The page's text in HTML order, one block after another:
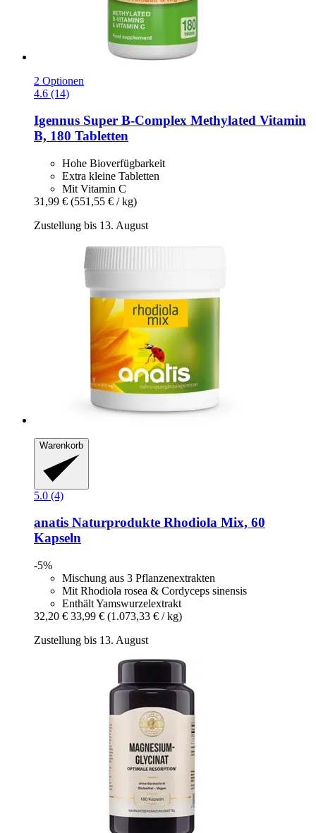
2 Optionen
4.6 (14)
Igennus Super B-​Complex Methylated Vitamin
B, 180 Tabletten
Hohe Bioverfügbarkeit
Extra kleine Tabletten
Mit Vitamin C
31,99 € (551,55 € / kg)
Zustellung bis 13. August
Warenkorb
5.0 (4)
anatis Naturprodukte Rhodiola Mix, 60
Kapseln
-5%
Mischung aus 3 Pflanzenextrakten
Mit Rhodiola rosea & Cordyceps sinensis
Enthält Yamswurzelextrakt
32,20 € 33,99 € (1.073,33 € / kg)
Zustellung bis 13. August